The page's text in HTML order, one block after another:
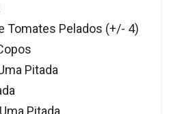
Tomates Pelados (+/- 4)
Pitada